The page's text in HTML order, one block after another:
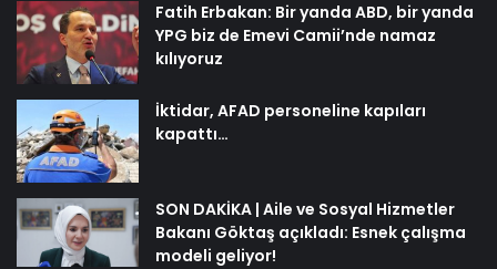
Fatih Erbakan: Bir yanda ABD, bir yanda
YPG biz de Emevi Camii’nde namaz
kılıyoruz
İktidar, AFAD personeline kapıları
kapattı…
SON DAKİKA | Aile ve Sosyal Hizmetler
Bakanı Göktaş açıkladı: Esnek çalışma
modeli geliyor!